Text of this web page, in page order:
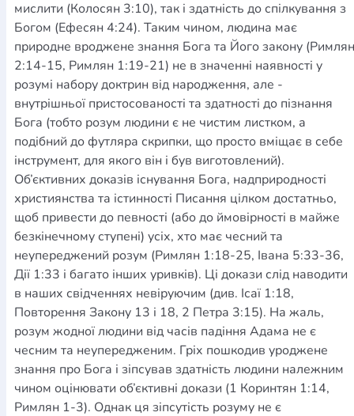
мислити (Колосян 3:10), так і здатність до спілкування з
Богом (Ефесян 4:24). Таким чином, людина має
природне вроджене знання Бога та Його закону (Римлян
2:14-15, Римлян 1:19-21) не в значенні наявності у
розумі набору доктрин від народження, але -
внутрішньої пристосованості та здатності до пізнання
Бога (тобто розум людини є не чистим листком, а
подібний до футляра скрипки, що просто вміщає в себе
інструмент, для якого він і був виготовлений).
Об’єктивних доказів існування Бога, надприродності
християнства та істинності Писання цілком достатньо,
щоб привести до певності (або до ймовірності в майже
безкінечному ступені) усіх, хто має чесний та
неупереджений розум (Римлян 1:18-25, Івана 5:33-36,
Дії 1:33 і багато інших уривків). Ці докази слід наводити
в наших свідченнях невіруючим (див. Ісаї 1:18,
Повторення Закону 13 і 18, 2 Петра 3:15). На жаль,
розум жодної людини від часів падіння Адама не є
чесним та неупередженим. Гріх пошкодив уроджене
знання про Бога і зіпсував здатність людини належним
чином оцінювати об’єктивні докази (1 Коринтян 1:14,
Римлян 1-3). Однак ця зіпсутість розуму не є